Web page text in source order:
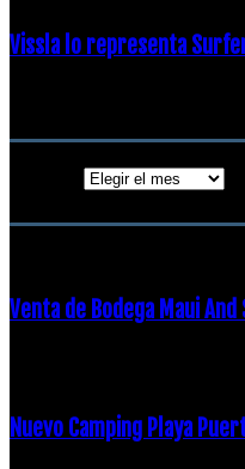
Vissla lo representa
Venta de Bodega Maui And
Nuevo Camping Playa